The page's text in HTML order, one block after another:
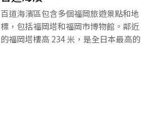
百道海濱區包含多個福岡旅遊景點和地
標，包括福岡塔和福岡市博物館。鄰近
的福岡塔樓高 234 米，是全日本最高的